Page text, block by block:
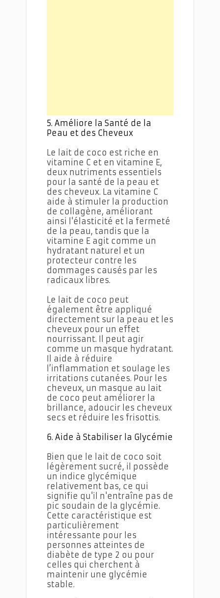
5. Améliore la Santé de la
Peau et des Cheveux
Le lait de coco est riche en
vitamine C et en vitamine E,
deux nutriments essentiels
pour la santé de la peau et
des cheveux. La vitamine C
aide à stimuler la production
de collagène, améliorant
ainsi l'élasticité et la fermeté
de la peau, tandis que la
vitamine E agit comme un
hydratant naturel et un
protecteur contre les
dommages causés par les
radicaux libres.
Le lait de coco peut
également être appliqué
directement sur la peau et les
cheveux pour un effet
nourrissant. Il peut agir
comme un masque hydratant.
Il aide à réduire
l’inflammation et soulage les
irritations cutanées. Pour les
cheveux, un masque au lait
de coco peut améliorer la
brillance, adoucir les cheveux
secs et réduire les frisottis.
6. Aide à Stabiliser la Glycémie
Bien que le lait de coco soit
légèrement sucré, il possède
un indice glycémique
relativement bas, ce qui
signifie qu'il n'entraîne pas de
pic soudain de la glycémie.
Cette caractéristique est
particulièrement
intéressante pour les
personnes atteintes de
diabète de type 2 ou pour
celles qui cherchent à
maintenir une glycémie
stable.